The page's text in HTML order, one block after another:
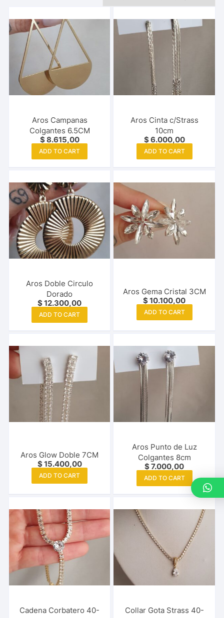
Aros Campanas
Colgantes 6.5CM
$8.615,00
ADD TO CART
Aros Cinta c/Strass
10cm
$6.000,00
ADD TO CART
Aros Doble Circulo
Dorado
$12.300,00
ADD TO CART
Aros Gema Cristal 3CM
$10.100,00
ADD TO CART
Aros Glow Doble 7CM
$15.400,00
ADD TO CART
Aros Punto de Luz
Colgantes 8cm
$7.000,00
ADD TO CART
Cadena Corbatero 40-
Collar Gota Strass 40-